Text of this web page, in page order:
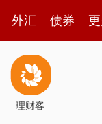
外汇 债券
理财客